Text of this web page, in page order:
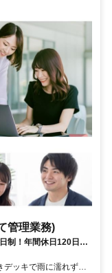
管理業務)
制！年間休日120日以